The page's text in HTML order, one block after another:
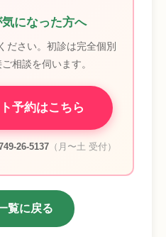
になった方へ
ださい。初診は完全個別
相談を伺います。
予約はこちら
26-5137（月〜土 受付）
覧に戻る